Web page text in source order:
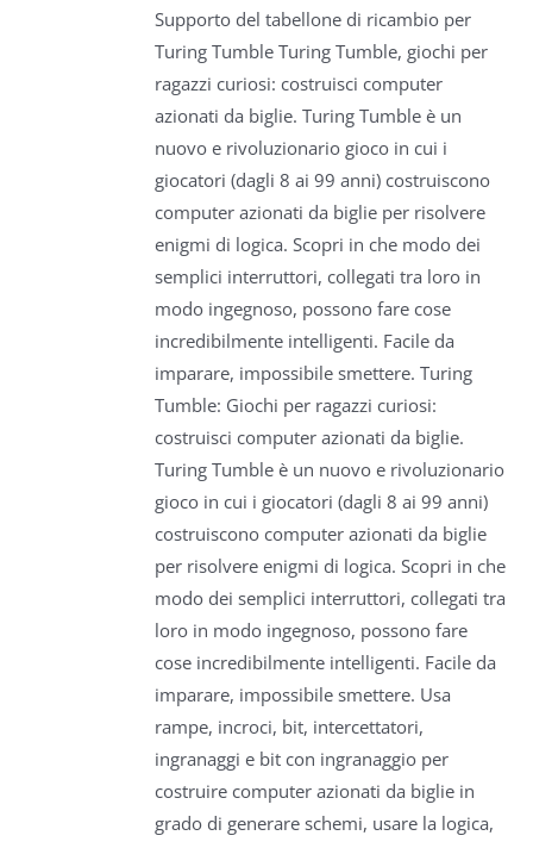
Supporto del tabellone di ricambio per
Turing Tumble Turing Tumble, giochi per
ragazzi curiosi: costruisci computer
azionati da biglie. Turing Tumble è un
nuovo e rivoluzionario gioco in cui i
giocatori (dagli 8 ai 99 anni) costruiscono
computer azionati da biglie per risolvere
enigmi di logica. Scopri in che modo dei
semplici interruttori, collegati tra loro in
modo ingegnoso, possono fare cose
incredibilmente intelligenti. Facile da
imparare, impossibile smettere. Turing
Tumble: Giochi per ragazzi curiosi:
costruisci computer azionati da biglie.
Turing Tumble è un nuovo e rivoluzionario
gioco in cui i giocatori (dagli 8 ai 99 anni)
costruiscono computer azionati da biglie
per risolvere enigmi di logica. Scopri in che
modo dei semplici interruttori, collegati tra
loro in modo ingegnoso, possono fare
cose incredibilmente intelligenti. Facile da
imparare, impossibile smettere. Usa
rampe, incroci, bit, intercettatori,
ingranaggi e bit con ingranaggio per
costruire computer azionati da biglie in
grado di generare schemi, usare la logica,